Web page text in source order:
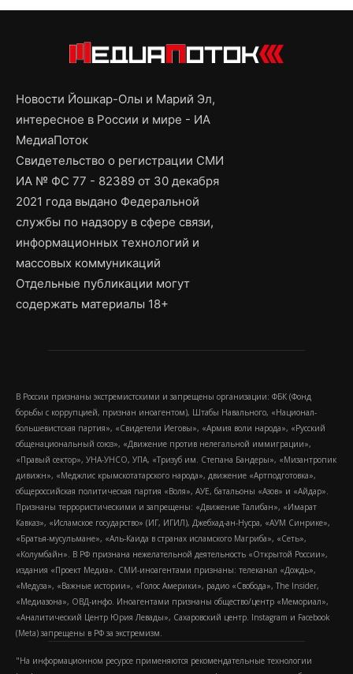
Новости Йошкар-Олы и Марий Эл,
интересное в России и мире - ИА
МедиаПоток
Свидетельство о регистрации СМИ
ИА № ФС 77 - 82389 от 30 декабря
2021 года выдано Федеральной
службы по надзору в сфере связи,
информационных технологий и
массовых коммуникаций
Отдельные публикации могут
содержать материалы 18+
В России признаны экстремистскими и запрещены организации: ФБК (Фонд
борьбы с коррупцией, признан иноагентом), Штабы Навального, «Национал-
большевистская партия», «Свидетели Иеговы», «Армия воли народа», «Русский
общенациональный союз», «Движение против нелегальной иммиграции»,
«Правый сектор», УНА-УНСО, УПА, «Тризуб им. Степана Бандеры», «Мизантропик
дивижн», «Меджлис крымскотатарского народа», движение «Артподготовка»,
общероссийская политическая партия «Воля», АУЕ, батальоны «Азов» и «Айдар».
Признаны террористическими и запрещены: «Движение Талибан», «Имарат
Кавказ», «Исламское государство» (ИГ, ИГИЛ), Джебхад-ан-Нусра, «АУМ Синрике»,
«Братья-мусульмане», «Аль-Каида в странах исламского Магриба», «Сеть»,
«Колумбайн». В РФ признана нежелательной деятельность «Открытой России»,
издания «Проект Медиа». СМИ-иноагентами признаны: телеканал «Дождь»,
«Медуза», «Важные истории», «Голос Америки», радио «Свобода», The Insider,
«Медиазона», ОВД-инфо. Иноагентами признаны общество/центр «Мемориал»,
«Аналитический Центр Юрия Левады», Сахаровский центр. Instagram и Facebook
(Metа) запрещены в РФ за экстремизм.
"На информационном ресурсе применяются рекомендательные технологии